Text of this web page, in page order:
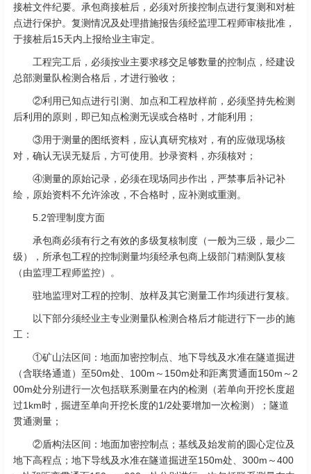
接桩文件纪要。承包商接桩后，必须对所接控制点进行复测和对桩
点进行保护。复测情况及处理措施报告须经监理工程师审核批准，
于接桩后15天内上报给业主审定。
工程完工后，必须按业主要求移交足够数量的控制点，经建设
总部测量队检测合格后，才进行验收；
②利用已知点进行引测、加点和工程放样前，必须坚持先检测
后利用的原则，即已知点检测无误或合格时，才能利用；
③用于测量的图纸资料，应认真研究核对，有的应做现场核
对，确认无误无疑后，方可使用。抄录资料，亦须核对；
④测量的原始记录，必须在现场同步作出，严禁事后补记补
绘，原始资料不允许涂改，不合格时，应补测或重测。
5.2管理制度方面
承包商必须有行之有效的多级复核制度（一般为三级，最少二
级），所承包工程的控制测量均须经承包商上级部门精测队复核
（由监理工程师监控）。
驻地监理对工程的控制、放样及其它测量工作均须进行复核。
以下部分须经业主专业测量队检测合格后才能进行下一步的施
工：
①矿山法区间：地面加密控制点、地下导线及水准在隧道掘进
（含联络通道）至50m处、100m～150m处和距离贯通面150m～2
00m处分别进行一次包括联系测量在内的检测（若单向开挖长度超
过1km时，掘进至单向开挖长度的1/2处要增加一次检测）；隧道
贯通测量；
②盾构法区间：地面加密控制点；基线及始发前的圆心定位及
地下高程点；地下导线及水准在隧道掘进至150m处、300m～400